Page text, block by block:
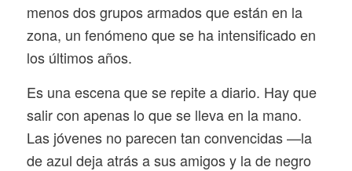
menos dos grupos armados que están en la
zona, un fenómeno que se ha intensificado en
los últimos años.
Es una escena que se repite a diario. Hay que
salir con apenas lo que se lleva en la mano.
Las jóvenes no parecen tan convencidas —la
de azul deja atrás a sus amigos y la de negro